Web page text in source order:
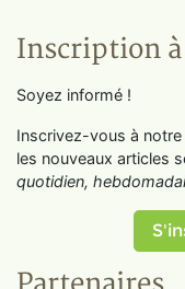
Inscription
Soyez informé !
Inscrivez-vous à notre
les nouveaux articles
quotidien,